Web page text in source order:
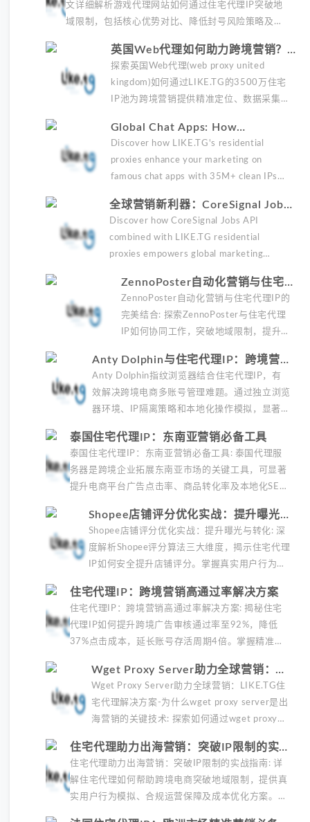
文详细解析游戏代理网站如何通过住宅代理IP突破地
域限制，包括核心优势对比、降低封号风险策略及实
营销效果，获取高质量流量。
英国Web代理如何助力跨境营销？
LIKE.TG住宅IP解决方案
探索英国Web代理(web proxy united
kingdom)如何通过LIKE.TG的3500万住宅
IP池为跨境营销提供精准定位、数据采集和
势和应用场景。
Global Chat Apps: How
Residential Proxies Boost
Marketing Success
Discover how LIKE.TG's residential
proxies enhance your marketing on
famous chat apps with 35M+ clean IPs
outreach.
全球营销新利器：CoreSignal Jobs
API与住宅代理IP的完美结合
Discover how CoreSignal Jobs API
combined with LIKE.TG residential
proxies empowers global marketing
stable IP solutions.
ZennoPoster自动化营销与住宅代
理IP的完美结合
ZennoPoster自动化营销与住宅代理IP的
完美结合: 探索ZennoPoster与住宅代理
IP如何协同工作，突破地域限制，提升自
化及风险控制策略，实现全球化数字营
销。
Anty Dolphin与住宅代理IP：跨境营销
安全解决方案
Anty Dolphin指纹浏览器结合住宅代理IP，有
效解决跨境电商多账号管理难题。通过独立浏览
器环境、IP隔离策略和本地化操作模拟，显著降
和多地区账号运营的营销团队。
泰国住宅代理IP：东南亚营销必备工具
泰国住宅代理IP：东南亚营销必备工具: 泰国代理服
务器是跨境企业拓展东南亚市场的关键工具，可显著
提升电商平台广告点击率、商品转化率及本地化SEO
等场景的应用，并提供代理服务选择标准与优化策
略。
Shopee店铺评分优化实战：提升曝光与
转化
Shopee店铺评分优化实战：提升曝光与转化: 深
度解析Shopee评分算法三大维度，揭示住宅代理
IP如何安全提升店铺评分。掌握真实用户行为模
分优化策略。
住宅代理IP：跨境营销高通过率解决方案
住宅代理IP：跨境营销高通过率解决方案: 揭秘住宅
代理IP如何提升跨境广告审核通过率至92%，降低
37%点击成本，延长账号存活周期4倍。掌握精准价
风险的三大关键策略。
Wget Proxy Server助力全球营销：
LIKE.TG住宅代理解决方案
Wget Proxy Server助力全球营销：LIKE.TG住
宅代理解决方案-为什么wget proxy server是出
海营销的关键技术: 探索如何通过wget proxy
销，解决IP限制问题，提升业务稳定性。
住宅代理助力出海营销：突破IP限制的实战
指南
住宅代理助力出海营销：突破IP限制的实战指南: 详
解住宅代理如何帮助跨境电商突破地域限制，提供真
实用户行为模拟、合规运营保障及成本优化方案。包